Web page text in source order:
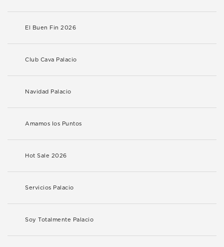
El Buen Fin 2026
Club Cava Palacio
Navidad Palacio
Amamos los Puntos
Hot Sale 2026
Servicios Palacio
Soy Totalmente Palacio